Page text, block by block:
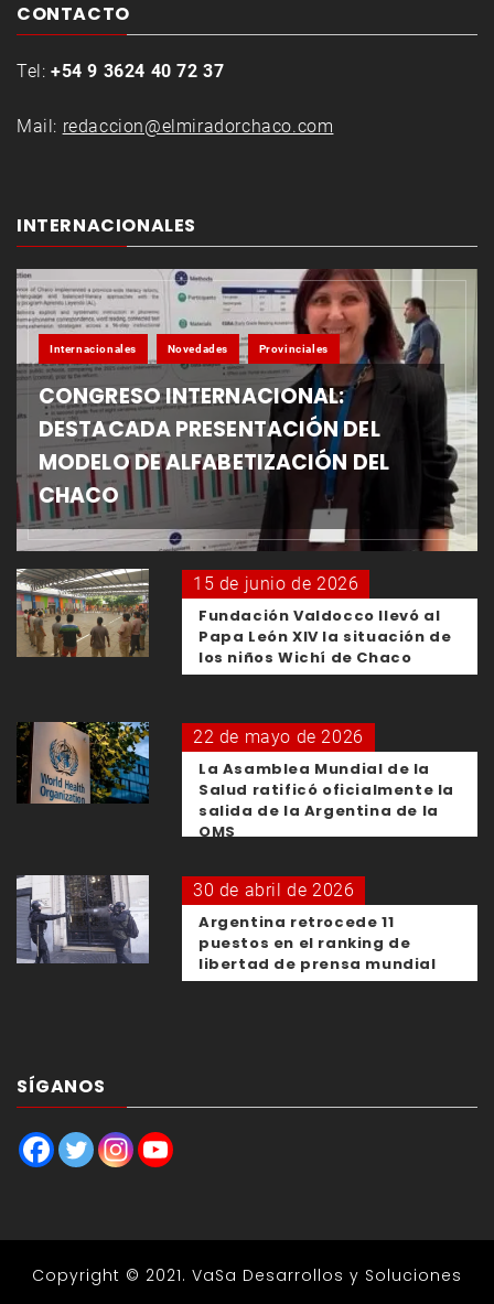
CONTACTO
Tel: +54 9 3624 40 72 37
Mail: redaccion@elmiradorchaco.com
INTERNACIONALES
Internacionales Novedades Provinciales
CONGRESO INTERNACIONAL:
DESTACADA PRESENTACIÓN DEL
MODELO DE ALFABETIZACIÓN DEL
CHACO
15 de junio de 2026
Fundación Valdocco llevó al
Papa León XIV la situación de
los niños Wichí de Chaco
22 de mayo de 2026
La Asamblea Mundial de la
Salud ratificó oficialmente la
salida de la Argentina de la
OMS
30 de abril de 2026
Argentina retrocede 11
puestos en el ranking de
libertad de prensa mundial
SÍGANOS
Copyright © 2021. VaSa Desarrollos y Soluciones